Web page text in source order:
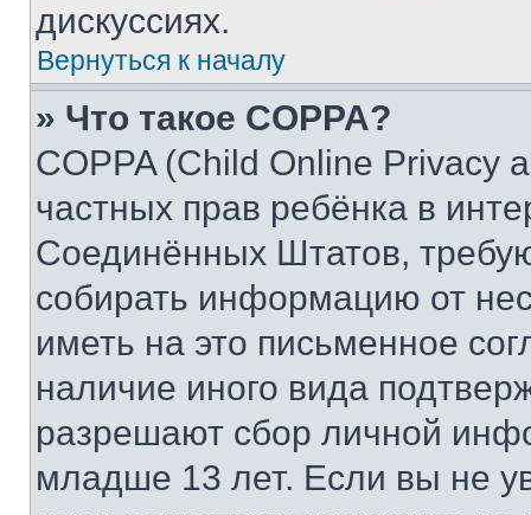
дискуссиях.
Вернуться к началу
» Что такое COPPA?
COPPA (Child Online Privacy
частных прав ребёнка в
Соединённых Штатов,
собирать информацию от
иметь на это письменное
наличие иного вида
разрешают сбор личной
младше 13 лет. Если вы не